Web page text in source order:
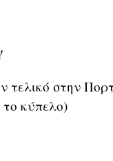
τελικό στην
το κύπελο)